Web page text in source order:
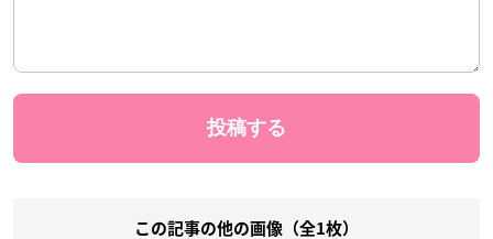
この記事の他の画像（全1枚）